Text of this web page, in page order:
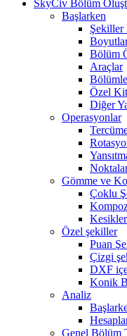
SkyCiv Bölüm
Başlarken
Şekiller
Bölüm
Araçlar
Özel
Diğer
Operasyonlar
Gömme ve
Çoklu
Özel şekiller
Puan
Çizgi
DXF
Konik
Analiz
Genel Bölüm